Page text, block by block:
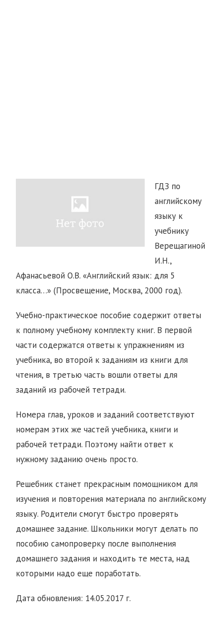
ГДЗ по
английскому
языку к
учебнику
Верещагиной
И.Н.,
Афанасьевой О.В. «Английский язык: для 5
класса…» (Просвещение, Москва, 2000 год).
Учебно-практическое пособие содержит ответы
к полному учебному комплекту книг. В первой
части содержатся ответы к упражнениям из
учебника, во второй к заданиям из книги для
чтения, в третью часть вошли ответы для
заданий из рабочей тетради.
Номера глав, уроков и заданий соответствуют
номерам этих же частей учебника, книги и
рабочей тетради. Поэтому найти ответ к
нужному заданию очень просто.
Решебник станет прекрасным помощником для
изучения и повторения материала по английскому
языку. Родители смогут быстро проверять
домашнее задание. Школьники могут делать по
пособию самопроверку после выполнения
домашнего задания и находить те места, над
которыми надо еще поработать.
Дата обновления: 14.05.2017 г.